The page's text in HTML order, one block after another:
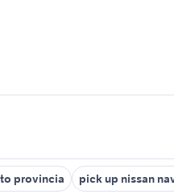
provincia pick up nissan